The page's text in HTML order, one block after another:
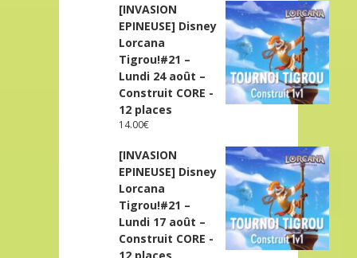
[INVASION
EPINEUSE] Disney
Lorcana
Tigrou!#21 –
Lundi 24 août –
Construit CORE -
12 places
14.00€
[INVASION
EPINEUSE] Disney
Lorcana
Tigrou!#21 –
Lundi 17 août –
Construit CORE -
12 places